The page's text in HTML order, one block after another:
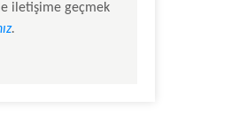
iletişime geçmek
.